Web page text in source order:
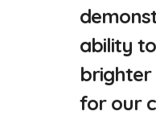
ability
for our